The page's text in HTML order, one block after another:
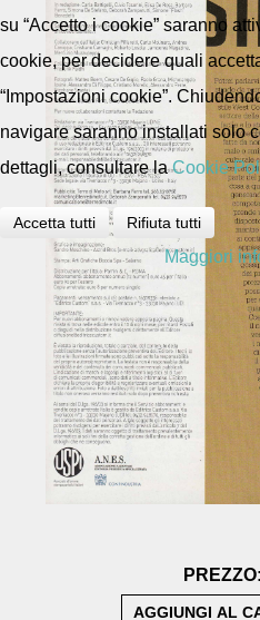
PREZZO:
su “Accetto i cookie” saranno
cookie, per decidere quali
“Impostazioni cookie”.
navigare saranno installati solo
dettagli, consultare laCookie
Accetta tutti Rifiuta tutti
Maggiori